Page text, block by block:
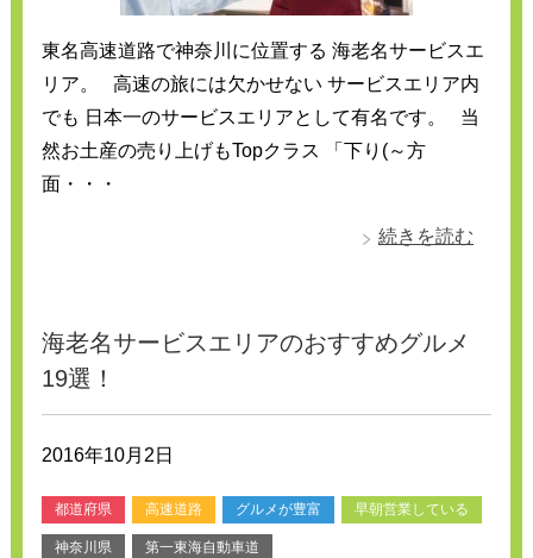
東名高速道路で神奈川に位置する 海老名サービスエ
リア。 高速の旅には欠かせない サービスエリア内
でも 日本一のサービスエリアとして有名です。 当
然お土産の売り上げもTopクラス 「下り(～方
面・・・
続きを読む
海老名サービスエリアのおすすめグルメ
19選！
2016年10月2日
都道府県 高速道路 グルメが豊富 早朝営業している
神奈川県 第一東海自動車道